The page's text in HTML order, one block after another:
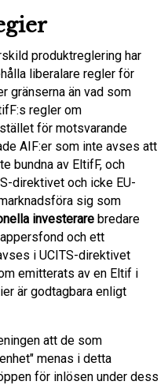
produktreglering har
liberalare regler för
gränserna än vad som
regler om
för motsvarande
AIF:er som inte avses att
bundna av EltifF, och
direktivet och icke EU-
sig som
investerare bredare
och ett
i UCITS-direktivet
emitterats av en Eltif i
är godtagbara enligt
att de som
menas i detta
för inlösen under dess